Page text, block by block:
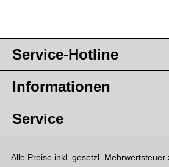
Service-Hotline
Informationen
Service
Alle Preise inkl. gesetzl. Mehrwertsteuer